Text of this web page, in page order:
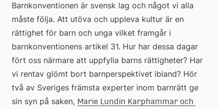
Barnkonventionen är svensk lag och något vi alla
måste följa. Att utöva och uppleva kultur är en
rättighet för barn och unga vilket framgår i
barnkonventionens artikel 31. Hur har dessa dagar
fört oss närmare att uppfylla barns rättigheter? Har
vi rentav glömt bort barnperspektivet ibland? Hör
två av Sveriges främsta experter inom barnrätt ge
sin syn på saken, Marie Lundin Karphammar och